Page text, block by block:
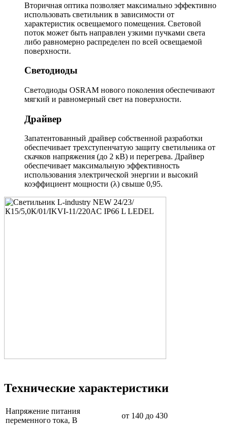
Вторичная оптика позволяет максимально эффективно
использовать светильник в зависимости от
характеристик освещаемого помещения. Световой
поток может быть направлен узкими пучками света
либо равномерно распределен по всей освещаемой
поверхности.
Светодиоды
Светодиоды OSRAM нового поколения обеспечивают
мягкий и равномерный свет на поверхности.
Драйвер
Запатентованный драйвер собственной разработки
обеспечивает трехступенчатую защиту светильника от
скачков напряжения (до 2 кВ) и перегрева. Драйвер
обеспечивает максимальную эффективность
использования электрической энергии и высокий
коэффициент мощности (λ) свыше 0,95.
Технические характеристики
Напряжение питания
переменного тока, В
от 140 до 430